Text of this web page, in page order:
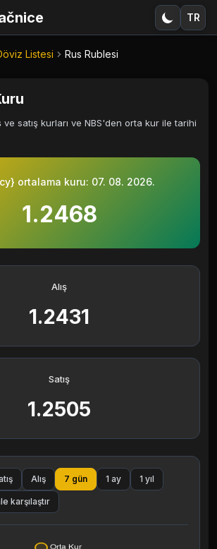
TR
Listesi Rus Rublesi
satış kurları ve NBS'den orta kur ile tarihi
ortalama kuru: 07. 08. 2026.
1.2468
Alış
1.2431
Satış
1.2505
Alış 7 gün 1 ay 1 yıl
karşılaştır